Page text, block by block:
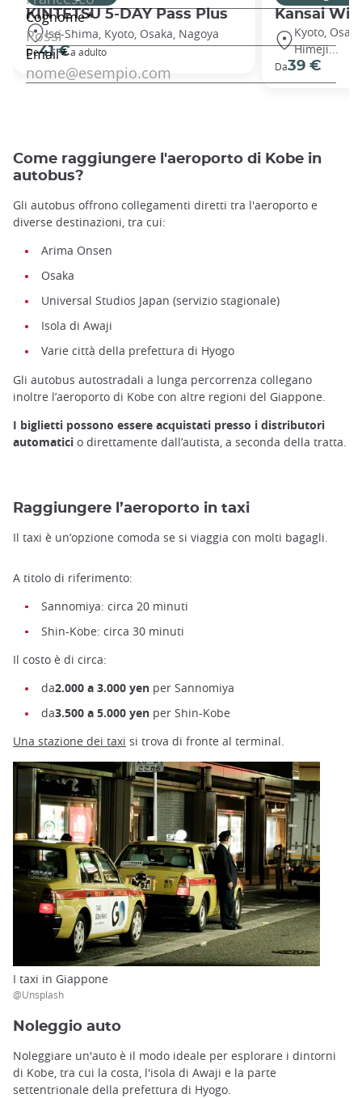
KINTETSU 5-DAY Pass Plus
Ise-Shima, Kyoto, Osaka, Nagoya
De41 €a adulto
Kansai
Kyoto,
Himeji...
Da39 €
Come raggiungere l'aeroporto di Kobe in
autobus?
Gli autobus offrono collegamenti diretti tra l'aeroporto e
diverse destinazioni, tra cui:
Arima Onsen
Osaka
Universal Studios Japan (servizio stagionale)
Isola di Awaji
Varie città della prefettura di Hyogo
Gli autobus autostradali a lunga percorrenza collegano
inoltre l’aeroporto di Kobe con altre regioni del Giappone.
I biglietti possono essere acquistati presso i distributori
automatici o direttamente dall’autista, a seconda della tratta.
Raggiungere l’aeroporto in taxi
Il taxi è un’opzione comoda se si viaggia con molti bagagli.
A titolo di riferimento:
Sannomiya: circa 20 minuti
Shin-Kobe: circa 30 minuti
Il costo è di circa:
da2.000 a 3.000 yen per Sannomiya
da3.500 a 5.000 yen per Shin-Kobe
Una stazione dei taxi si trova di fronte al terminal.
I taxi in Giappone
@Unsplash
Noleggio auto
Noleggiare un'auto è il modo ideale per esplorare i dintorni
di Kobe, tra cui la costa, l'isola di Awaji e la parte
settentrionale della prefettura di Hyogo.